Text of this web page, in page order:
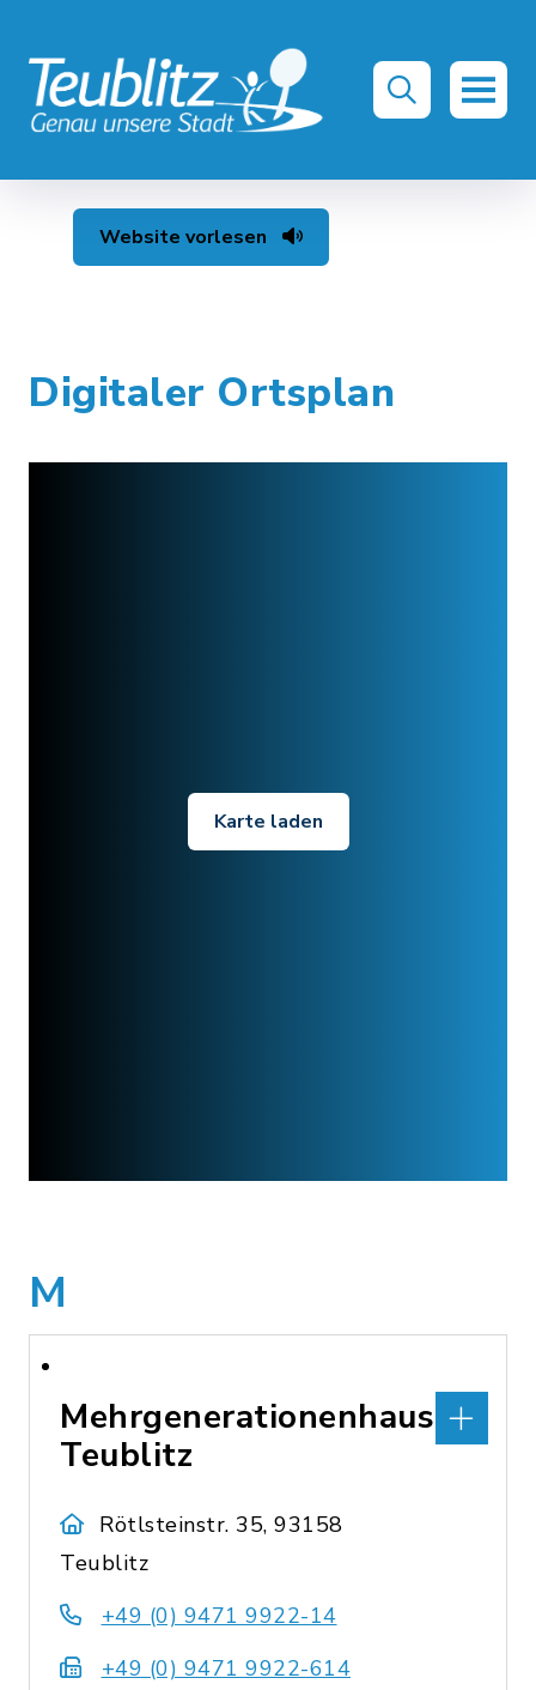
Website vorlesen
Digitaler Ortsplan
Karte laden
M
Mehrgenerationenhaus
Teublitz
Rötlsteinstr. 35, 93158
Teublitz
+49 (0) 9471 9922-14
+49 (0) 9471 9922-614